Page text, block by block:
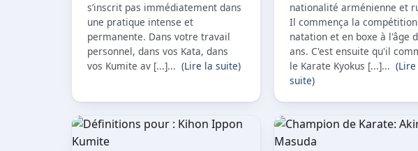
s’inscrit pas immédiatement dans
une pratique intense et
permanente. Dans votre travail
personnel, dans vos Kata, dans
vos Kumite av [...]... (Lire la suite)
nationalité arménienne et
Il commença la
natation et en boxe à l'âge
ans. C'est ensuite qu'il
le Karate Kyokus [...]... (Lire
suite)